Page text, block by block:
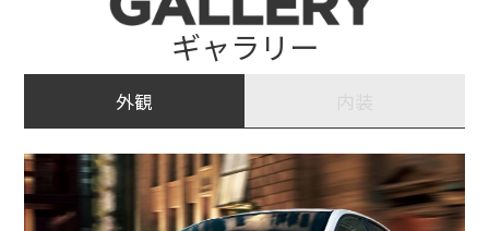
ギャラリー
外観